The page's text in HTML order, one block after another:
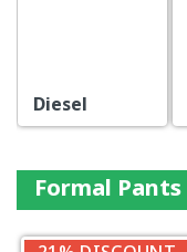
Diesel
Formal Pants